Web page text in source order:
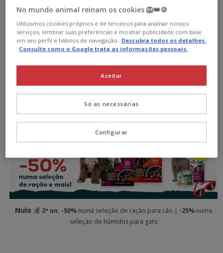
-15%numa seleção de ração para cão e gato
Nulo 💰 2ª un. -50% numa seleção de ração para cão | -25% numa
seleção de húmidos para gato
No mundo animal reinam os cookies 🦁👑🍪
Utilizamos cookies próprios e de terceiros para analisar nossos
serviços, lembrar suas preferências e mostrar publicidade com base
em seu perfil e hábitos de navegação. Descubra todos os detalhes.
Consulte como o Google trata as informações pessoais.
Só as necessárias
Aceitar
Configurar